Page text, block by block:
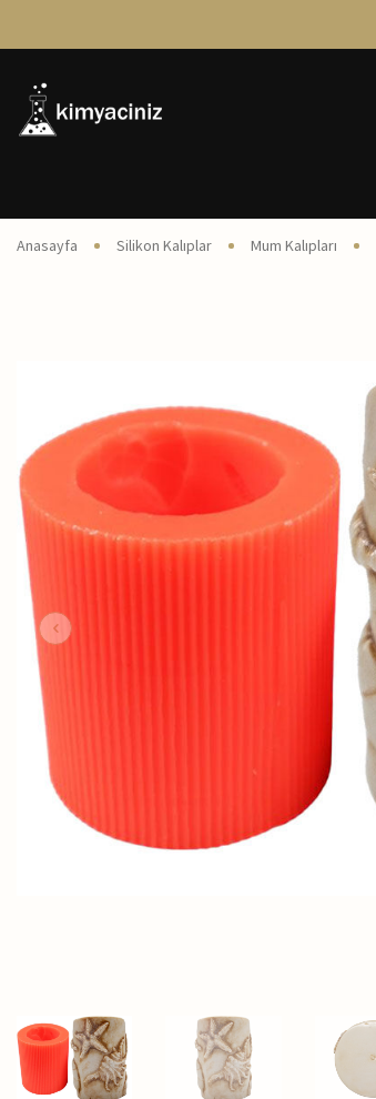
Anasayfa Silikon Kalıplar Mum Kalıpları